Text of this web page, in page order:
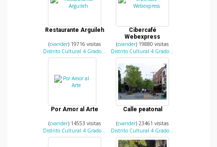
Restaurante Arguileh
(cvander) 19716 visitas
Distrito Cultural 4 Grados Norte
Cibercafé
Webexpress
(cvander) 19880 visitas
Distrito Cultural 4 Grados Norte
Por Amor al Arte
(cvander) 14553 visitas
Distrito Cultural 4 Grados Norte
Calle peatonal
(cvander) 23461 visitas
Distrito Cultural 4 Grados Norte